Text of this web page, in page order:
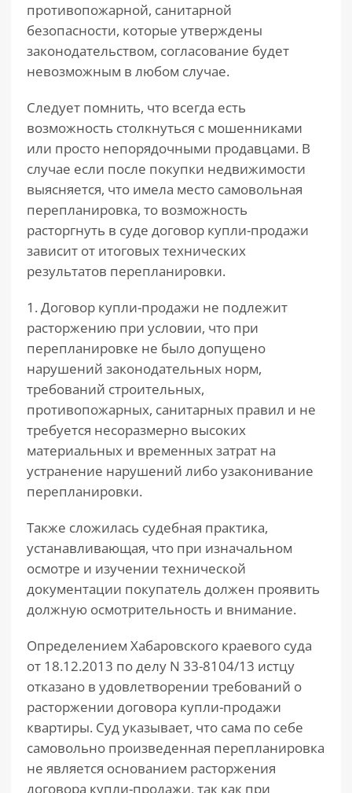
противопожарной, санитарной
безопасности, которые утверждены
законодательством, согласование будет
невозможным в любом случае.
Следует помнить, что всегда есть
возможность столкнуться с мошенниками
или просто непорядочными продавцами. В
случае если после покупки недвижимости
выясняется, что имела место самовольная
перепланировка, то возможность
расторгнуть в суде договор купли-продажи
зависит от итоговых технических
результатов перепланировки.
1. Договор купли-продажи не подлежит
расторжению при условии, что при
перепланировке не было допущено
нарушений законодательных норм,
требований строительных,
противопожарных, санитарных правил и не
требуется несоразмерно высоких
материальных и временных затрат на
устранение нарушений либо узаконивание
перепланировки.
Также сложилась судебная практика,
устанавливающая, что при изначальном
осмотре и изучении технической
документации покупатель должен проявить
должную осмотрительность и внимание.
Определением Хабаровского краевого суда
от 18.12.2013 по делу N 33-8104/13 истцу
отказано в удовлетворении требований о
расторжении договора купли-продажи
квартиры. Суд указывает, что сама по себе
самовольно произведенная перепланировка
не является основанием расторжения
договора купли-продажи, так как при